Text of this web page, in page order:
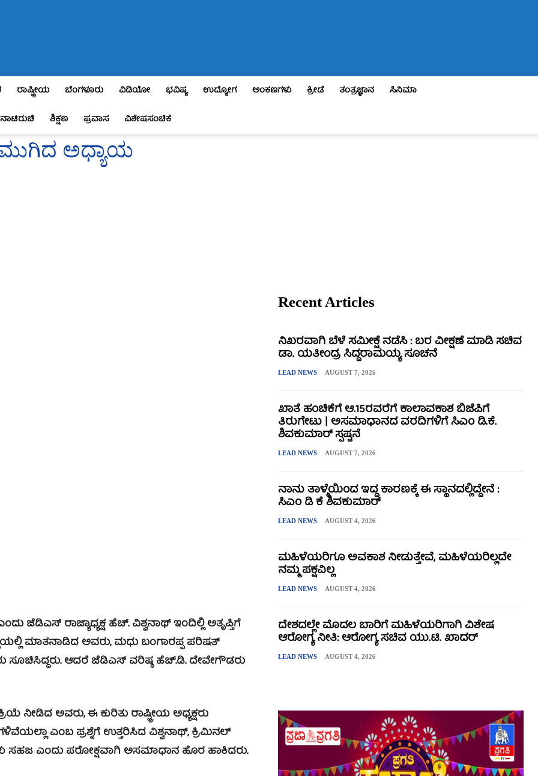
ರಾಷ್ಟ್ರೀಯ ಬೆಂಗಳೂರು ವಿಡಿಯೋ ಭವಿಷ್ಯ ಉದ್ಯೋಗ ಅಂಕಣಗಳು ಕ್ರೀಡೆ ತಂತ್ರಜ್ಞಾನ
ಸಿನಿಮಾ
ನಾಟಿರುಚಿ
ಶಿಕ್ಷಣ ಪ್ರವಾಸ ವಿಶೇಷಸಂಚಿಕೆ
ಅಧ್ಯಾಯ
ರಾಜ್ಯಾಧ್ಯಕ್ಷ ಹೆಚ್. ವಿಶ್ವನಾಥ್ ಇಂದಿಲ್ಲಿ ಅತೃಪ್ತಿಗೆ
ಮಾತನಾಡಿದ ಅವರು, ಮಧು ಬಂಗಾರಪ್ಪ ಪರಿಷತ್
ಸೂಚಿಸಿದ್ದರು. ಆದರೆ ಜೆಡಿಎಸ್ ವರಿಷ್ಠ ಹೆಚ್.ಡಿ. ದೇವೇಗೌಡರು
ಅವರು, ಈ ಕುರಿತು ರಾಷ್ಟ್ರೀಯ ಅಧ್ಯಕ್ಷರು
ಎಂಬ ಪ್ರಶ್ನೆಗೆ ಉತ್ತರಿಸಿದ ವಿಶ್ವನಾಥ್, ಕ್ರಿಮಿನಲ್
ಸಹಜ ಎಂದು ಪರೋಕ್ಷವಾಗಿ ಅಸಮಾಧಾನ ಹೊರ ಹಾಕಿದರು.
Recent Articles
ನಿಖರವಾಗಿ ಬೆಳೆ ಸಮೀಕ್ಷೆ ನಡೆಸಿ : ಬರ ವೀಕ್ಷಣೆ ಮಾಡಿ ಸಚಿವ
ಡಾ. ಯತೀಂದ್ರ ಸಿದ್ದರಾಮಯ್ಯ ಸೂಚನೆ
LEAD NEWS AUGUST 7, 2026
ಖಾತೆ ಹಂಚಿಕೆಗೆ ಆ.15ರವರೆಗೆ ಕಾಲಾವಕಾಶ ಬಿಜೆಪಿಗೆ
ತಿರುಗೇಟು | ಅಸಮಾಧಾನದ ವರದಿಗಳಿಗೆ ಸಿಎಂ ಡಿ.ಕೆ.
ಶಿವಕುಮಾರ್ ಸ್ಪಷ್ಟನೆ
LEAD NEWS AUGUST 7, 2026
ನಾನು ತಾಳ್ಮೆಯಿಂದ ಇದ್ದ ಕಾರಣಕ್ಕೆ ಈ ಸ್ಥಾನದಲ್ಲಿದ್ದೇನೆ :
ಸಿಎಂ ಡಿ ಕೆ ಶಿವಕುಮಾರ್
LEAD NEWS AUGUST 4, 2026
ಮಹಿಳೆಯರಿಗೂ ಅವಕಾಶ ನೀಡುತ್ತೇವೆ, ಮಹಿಳೆಯರಿಲ್ಲದೇ
ನಮ್ಮ ಪಕ್ಷವಿಲ್ಲ
LEAD NEWS AUGUST 4, 2026
ದೇಶದಲ್ಲೇ ಮೊದಲ ಬಾರಿಗೆ ಮಹಿಳೆಯರಿಗಾಗಿ ವಿಶೇಷ
ಆರೋಗ್ಯ ನೀತಿ: ಆರೋಗ್ಯ ಸಚಿವ ಯು.ಟಿ. ಖಾದರ್
LEAD NEWS AUGUST 4, 2026